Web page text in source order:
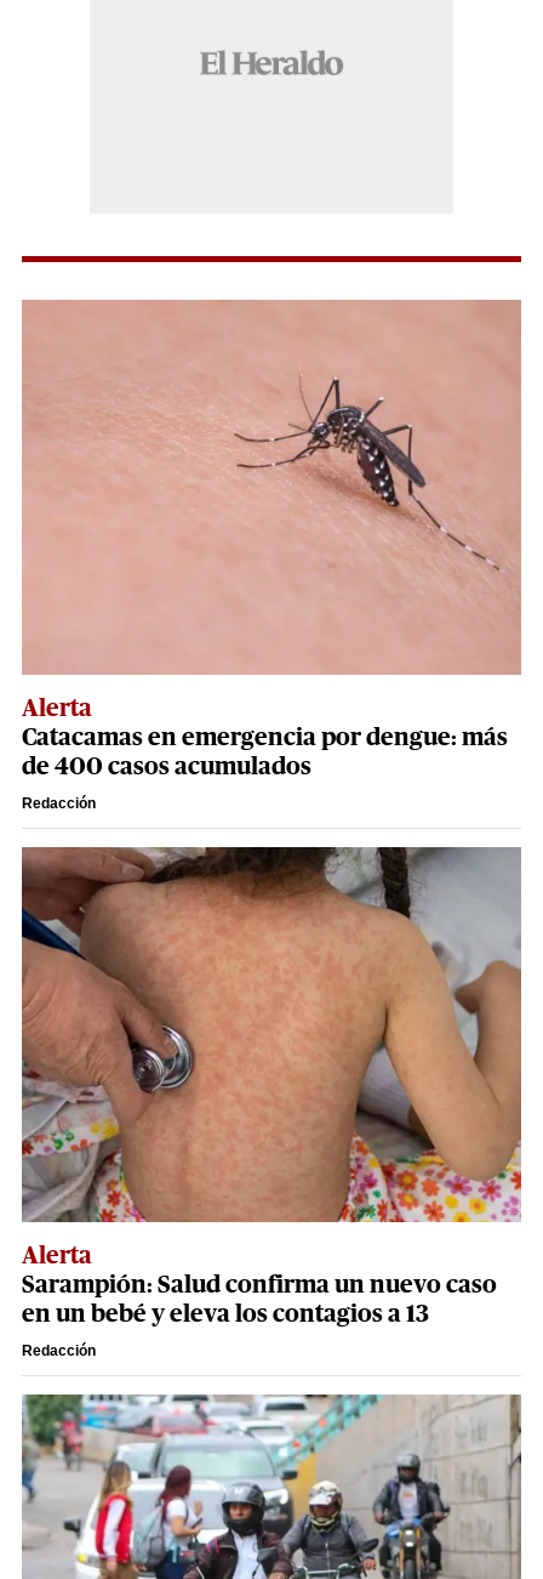
Alerta
Catacamas en emergencia por dengue: más
de 400 casos acumulados
Redacción
Alerta
Sarampión: Salud confirma un nuevo caso
en un bebé y eleva los contagios a 13
Redacción